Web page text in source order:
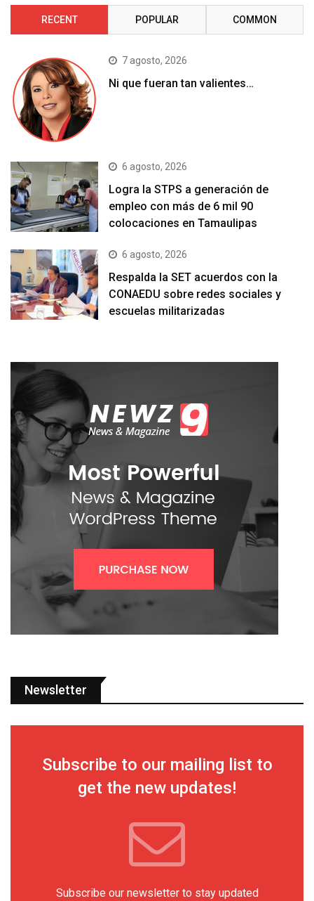
RECENT POPULAR COMMON
7 agosto, 2026
Ni que fueran tan valientes…
6 agosto, 2026
Logra la STPS a generación de
empleo con más de 6 mil 90
colocaciones en Tamaulipas
6 agosto, 2026
Respalda la SET acuerdos con la
CONAEDU sobre redes sociales y
escuelas militarizadas
Newsletter
Subscribe to our mailing list to
get the new updates!
Subscribe our newsletter to stay updated